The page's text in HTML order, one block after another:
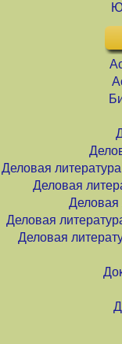
Деловая
Деловая
Деловая
Деловая
Деловая